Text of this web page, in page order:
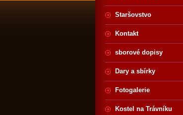
Staršovstvo
Kontakt
sborové dopisy
Dary a sbírky
Fotogalerie
Kostel na Trávníku